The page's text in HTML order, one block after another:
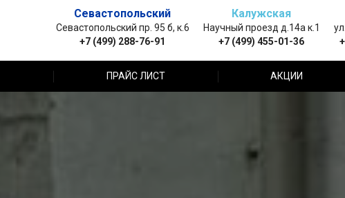
Севастопольский
Севастопольский пр. 95 б, к.6
+7 (499) 288-76-91
Калужская
Научный проезд д.14а к.1
+7 (499) 455-01-36
ПРАЙС ЛИСТ АКЦИИ